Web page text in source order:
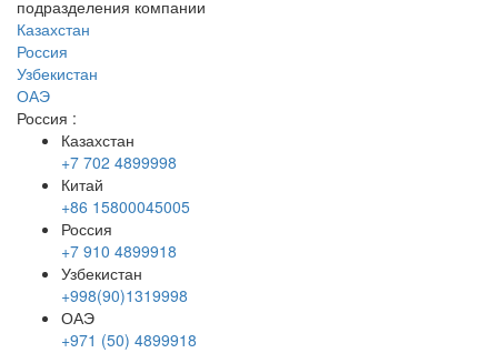
подразделения компании
Казахстан
Россия
Узбекистан
ОАЭ
Россия :
Казахстан
+7 702 4899998
Китай
+86 15800045005
Россия
+7 910 4899918
Узбекистан
+998(90)1319998
ОАЭ
+971 (50) 4899918